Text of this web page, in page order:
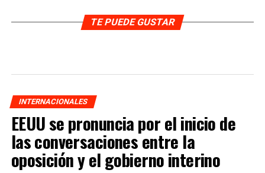
TE PUEDE GUSTAR
INTERNACIONALES
EEUU se pronuncia por el inicio de
las conversaciones entre la
oposición y el gobierno interino